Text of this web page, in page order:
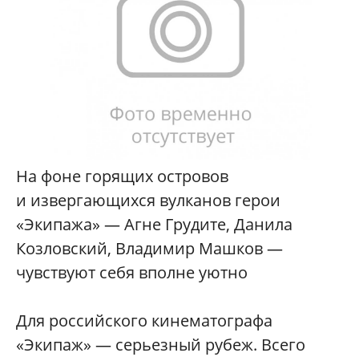
На фоне горящих островов
и извергающихся вулканов герои
«Экипажа» — Агне Грудите, Данила
Козловский, Владимир Машков —
чувствуют себя вполне уютно
Для российского кинематографа
«Экипаж» — серьезный рубеж. Всего